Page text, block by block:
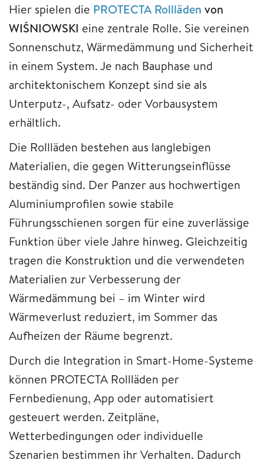
Hier spielen die PROTECTA Rollläden von
WIŚNIOWSKI eine zentrale Rolle. Sie vereinen
Sonnenschutz, Wärmedämmung und Sicherheit
in einem System. Je nach Bauphase und
architektonischem Konzept sind sie als
Unterputz-, Aufsatz- oder Vorbausystem
erhältlich.
Die Rollläden bestehen aus langlebigen
Materialien, die gegen Witterungseinflüsse
beständig sind. Der Panzer aus hochwertigen
Aluminiumprofilen sowie stabile
Führungsschienen sorgen für eine zuverlässige
Funktion über viele Jahre hinweg. Gleichzeitig
tragen die Konstruktion und die verwendeten
Materialien zur Verbesserung der
Wärmedämmung bei – im Winter wird
Wärmeverlust reduziert, im Sommer das
Aufheizen der Räume begrenzt.
Durch die Integration in Smart-Home-Systeme
können PROTECTA Rollläden per
Fernbedienung, App oder automatisiert
gesteuert werden. Zeitpläne,
Wetterbedingungen oder individuelle
Szenarien bestimmen ihr Verhalten. Dadurch